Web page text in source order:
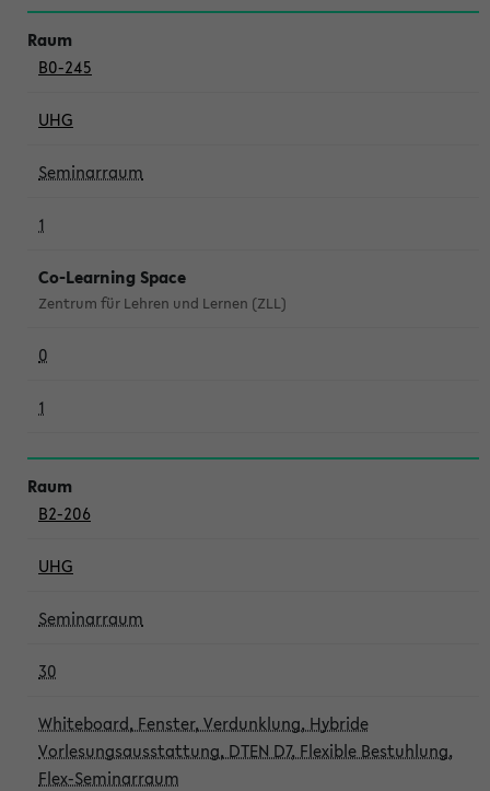
B0-245
UHG
Seminarraum
1
Co-Learning Space
Zentrum für Lehren und Lernen (ZLL)
0
1
B2-206
UHG
Seminarraum
30
Whiteboard, Fenster, Verdunklung, Hybride
Vorlesungsausstattung, DTEN D7, Flexible Bestuhlung,
Flex-Seminarraum